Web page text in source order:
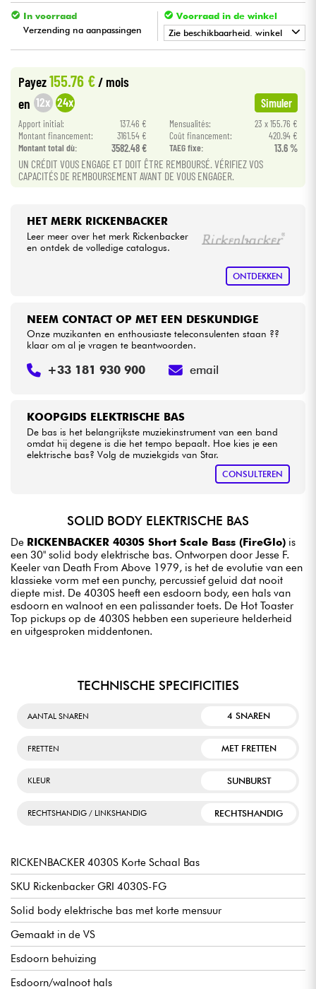
Kinderen
Kabels & toebehoren
HiFi
Sets
Bekijk onze merken
In voorraad
Verzending na aanpassingen
Voorraad in de winkel
Zie beschikbaarheid. winkel
Payez155.76 € / mois
en 12x 24x Simuler
Apport initial: 137.46 € Mensualités:
23 x 155.76 €
Montant financement:
3161.54 € Coût financement:
420.94 €
Montant total dù:
3582.48 € TAEG fixe: 13.6 %
UN CRÉDIT VOUS ENGAGE ET DOIT ÊTRE REMBOURSÉ. VÉRIFIEZ VOS
CAPACITÉS DE REMBOURSEMENT AVANT DE VOUS ENGAGER.
HET MERK RICKENBACKER
Leer meer over het merk Rickenbacker
en ontdek de volledige catalogus.
ONTDEKKEN
KOOPGIDS ELEKTRISCHE BAS
De bas is het belangrijkste muziekinstrument van een band
omdat hij degene is die het tempo bepaalt. Hoe kies je een
elektrische bas? Volg de muziekgids van Star.
CONSULTEREN
NEEM CONTACT OP MET EEN DESKUNDIGE
Onze muzikanten en enthousiaste teleconsulenten staan ??
klaar om al je vragen te beantwoorden.
+33 181 930 900 email
SOLID BODY ELEKTRISCHE BAS
De RICKENBACKER 4030S Short Scale Bass (FireGlo) is
een 30" solid body elektrische bas. Ontworpen door Jesse F.
Keeler van Death From Above 1979, is het de evolutie van een
klassieke vorm met een punchy, percussief geluid dat nooit
diepte mist. De 4030S heeft een esdoorn body, een hals van
esdoorn en walnoot en een palissander toets. De Hot Toaster
Top pickups op de 4030S hebben een superieure helderheid
en uitgesproken middentonen.
TECHNISCHE SPECIFICITIES
AANTAL SNAREN 4 SNAREN
FRETTEN MET FRETTEN
KLEUR SUNBURST
RECHTSHANDIG / LINKSHANDIG RECHTSHANDIG
RICKENBACKER 4030S Korte Schaal Bas
SKU Rickenbacker GRI 4030S-FG
Solid body elektrische bas met korte mensuur
Gemaakt in de VS
Esdoorn behuizing
Esdoorn/walnoot hals